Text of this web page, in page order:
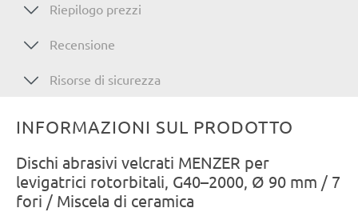
Riepilogo prezzi
Recensione
Risorse di sicurezza
INFORMAZIONI SUL PRODOTTO
Dischi abrasivi velcrati MENZER per
levigatrici rotorbitali, G40–2000, Ø 90 mm / 7
fori / Miscela di ceramica